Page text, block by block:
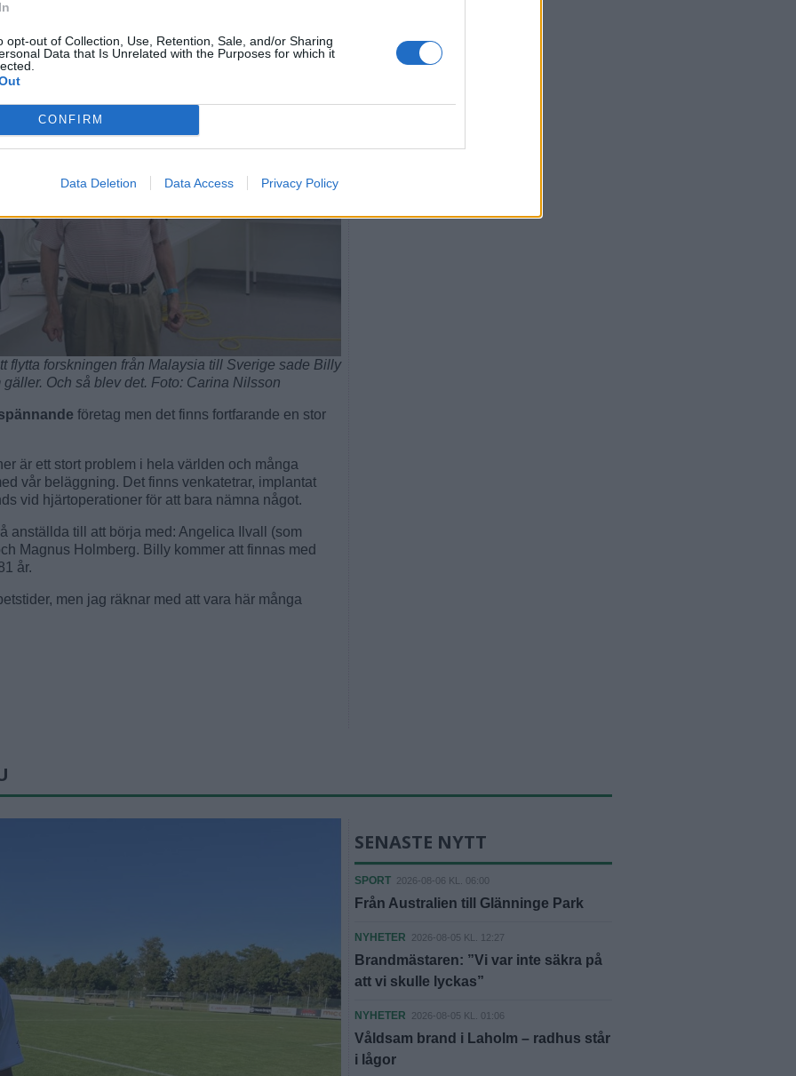
opt-out of Collection, Use, Retention, Sale, and/or Sharing
Data that Is Unrelated with the Purposes for which it
CONFIRM
Data Deletion Data Access Privacy Policy
flytta forskningen från Malaysia till Sverige sade Billy
Och så blev det. Foto: Carina Nilsson
företag men det finns fortfarande en stor
är ett stort problem i hela världen och många
vår beläggning. Det finns venkatetrar, implantat
vid hjärtoperationer för att bara nämna något.
anställda till att börja med: Angelica Ilvall (som
Magnus Holmberg. Billy kommer att finnas med
år.
men jag räknar med att vara här många
SENASTE NYTT
SPORT 2026-08-06 KL. 06:00
Från Australien till Glänninge Park
NYHETER 2026-08-05 KL. 12:27
Brandmästaren: ”Vi var inte säkra på
att vi skulle lyckas”
NYHETER 2026-08-05 KL. 01:06
Våldsam brand i Laholm – radhus står
i lågor